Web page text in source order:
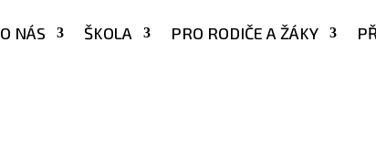
O NÁS ŠKOLA PRO RODIČE A ŽÁKY